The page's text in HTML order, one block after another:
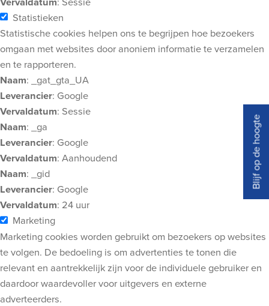
Statistieken
Statistische cookies helpen ons te begrijpen hoe bezoekers
omgaan met websites door anoniem informatie te verzamelen
en te rapporteren.
Naam: _gat_gta_UA
Leverancier: Google
Vervaldatum: Sessie
Naam: _ga
Leverancier: Google
Vervaldatum: Aanhoudend
Naam: _gid
Leverancier: Google
Vervaldatum: 24 uur
Marketing
Marketing cookies worden gebruikt om bezoekers op websites
te volgen. De bedoeling is om advertenties te tonen die
relevant en aantrekkelijk zijn voor de individuele gebruiker en
daardoor waardevoller voor uitgevers en externe
adverteerders.
Blijf op de hoogte